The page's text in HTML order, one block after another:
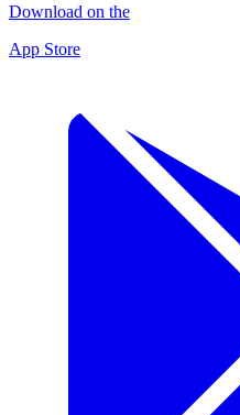
Download on the
App Store